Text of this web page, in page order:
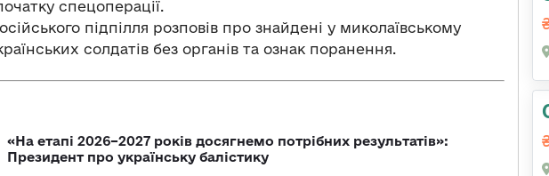
спецоперації.
підпілля розповів про знайдені у миколаївському
солдатів без органів та ознак поранення.
«На етапі 2026–2027 років досягнемо потрібних результатів»:
Президент про українську балістику